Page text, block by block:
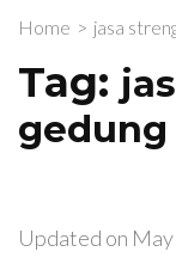
Home > jasa
Tag:
gedung
Updated on